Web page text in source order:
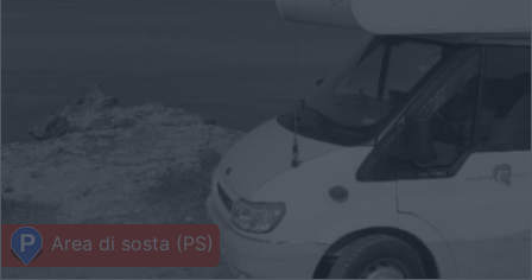
Area di sosta (PS)